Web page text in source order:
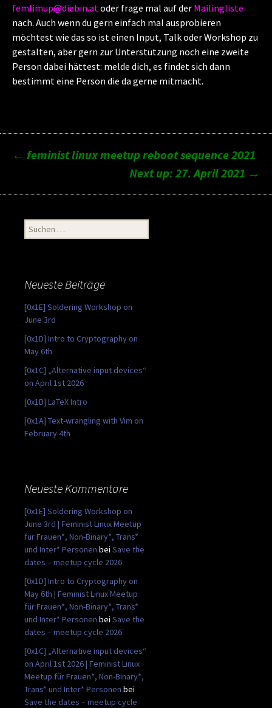
femlimup@diebin.at oder frage mal auf der Mailingliste
nach. Auch wenn du gern einfach mal ausprobieren
möchtest wie das so ist einen Input, Talk oder Workshop zu
gestalten, aber gern zur Unterstützung noch eine zweite
Person dabei hättest: melde dich, es findet sich dann
bestimmt eine Person die da gerne mitmacht.
Post
navigation
← feminist linux meetup reboot sequence 2021
Next up: 27. April 2021 →
Suchen
nach:
Neueste Beiträge
[0x1E] Soldering Workshop on
June 3rd
[0x1D] Intro to Cryptography on
May 6th
[0x1C] „Alternative input devices“
on April 1st 2026
[0x1B] LaTeX Intro
[0x1A] Text-wrangling with Vim on
February 4th
Neueste Kommentare
[0x1E] Soldering Workshop on
June 3rd | Feminist Linux Meetup
für Frauen*, Non-Binary*, Trans*
und Inter* Personen bei Save the
dates – meetup cycle 2026
[0x1D] Intro to Cryptography on
May 6th | Feminist Linux Meetup
für Frauen*, Non-Binary*, Trans*
und Inter* Personen bei Save the
dates – meetup cycle 2026
[0x1C] „Alternative input devices“
on April 1st 2026 | Feminist Linux
Meetup für Frauen*, Non-Binary*,
Trans* und Inter* Personen bei
Save the dates – meetup cycle